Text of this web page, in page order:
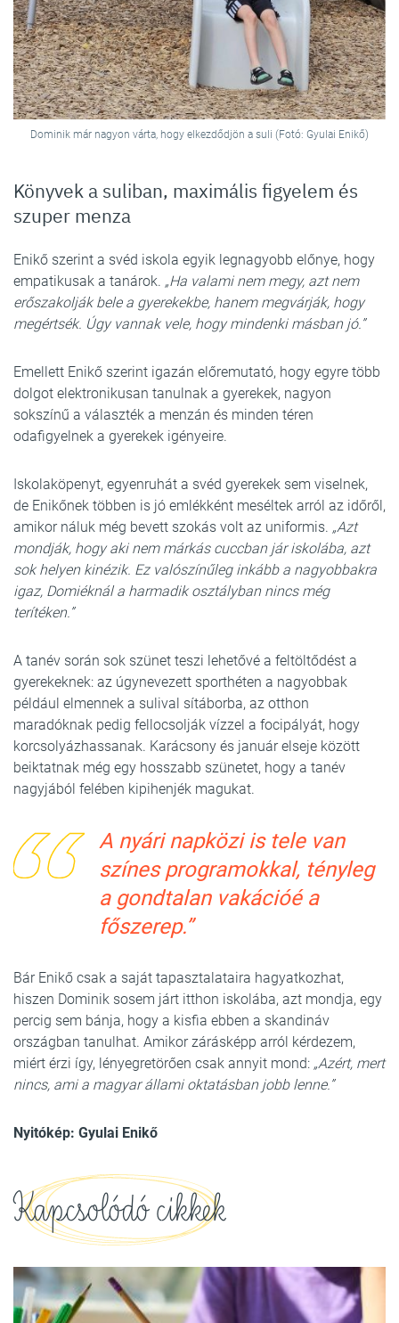
Dominik már nagyon várta, hogy elkezdődjön a suli (Fotó: Gyulai Enikő)
Könyvek a suliban, maximális figyelem és
szuper menza
Enikő szerint a svéd iskola egyik legnagyobb előnye, hogy
empatikusak a tanárok. „Ha valami nem megy, azt nem
erőszakolják bele a gyerekekbe, hanem megvárják, hogy
megértsék. Úgy vannak vele, hogy mindenki másban jó.”
Emellett Enikő szerint igazán előremutató, hogy egyre több
dolgot elektronikusan tanulnak a gyerekek, nagyon
sokszínű a választék a menzán és minden téren
odafigyelnek a gyerekek igényeire.
Iskolaköpenyt, egyenruhát a svéd gyerekek sem viselnek,
de Enikőnek többen is jó emlékként meséltek arról az időről,
amikor náluk még bevett szokás volt az uniformis. „Azt
mondják, hogy aki nem márkás cuccban jár iskolába, azt
sok helyen kinézik. Ez valószínűleg inkább a nagyobbakra
igaz, Domiéknál a harmadik osztályban nincs még
terítéken.”
A tanév során sok szünet teszi lehetővé a feltöltődést a
gyerekeknek: az úgynevezett sporthéten a nagyobbak
például elmennek a sulival sítáborba, az otthon
maradóknak pedig fellocsolják vízzel a focipályát, hogy
korcsolyázhassanak. Karácsony és január elseje között
beiktatnak még egy hosszabb szünetet, hogy a tanév
nagyjából felében kipihenjék magukat.
A nyári napközi is tele van
színes programokkal, tényleg
a gondtalan vakációé a
főszerep.”
Bár Enikő csak a saját tapasztalataira hagyatkozhat,
hiszen Dominik sosem járt itthon iskolába, azt mondja, egy
percig sem bánja, hogy a kisfia ebben a skandináv
országban tanulhat. Amikor zárásképp arról kérdezem,
miért érzi így, lényegretörően csak annyit mond: „Azért, mert
nincs, ami a magyar állami oktatásban jobb lenne.”
Nyitókép: Gyulai Enikő
Kapcsolódó cikkek